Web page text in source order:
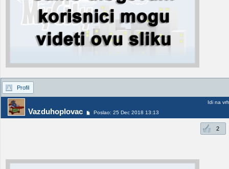
Profil
Vazduhoplovac Poslao: 25 Dec 2018 13:13
Idi na vrh
2